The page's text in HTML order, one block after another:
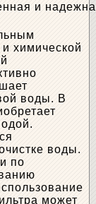
и
химической
воды. В
воды.
по
может